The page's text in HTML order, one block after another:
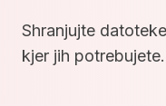
Shranjujte
kjer jih potrebujete.